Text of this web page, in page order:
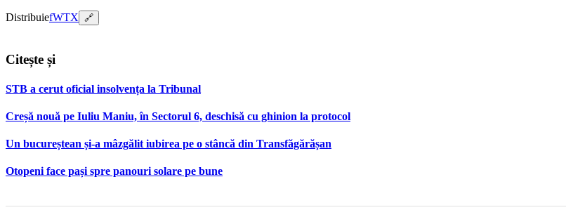
DistribuiefWTX 🔗
Citește și
STB a cerut oficial insolvența la Tribunal
Creșă nouă pe Iuliu Maniu, în Sectorul 6, deschisă cu ghinion la protocol
Un bucureștean și-a mâzgălit iubirea pe o stâncă din Transfăgărășan
Otopeni face pași spre panouri solare pe bune